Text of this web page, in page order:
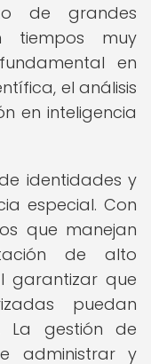
de grandes
tiempos muy
en
el análisis
en inteligencia
identidades y
especial. Con
que manejan
de alto
garantizar que
puedan
La gestión de
administrar y